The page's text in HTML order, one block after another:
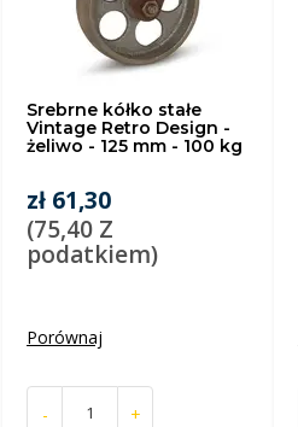
Srebrne kółko stałe
Vintage Retro Design -
żeliwo - 125 mm - 100 kg
zł 61,30
(75,40 Z
podatkiem)
Porównaj
- +